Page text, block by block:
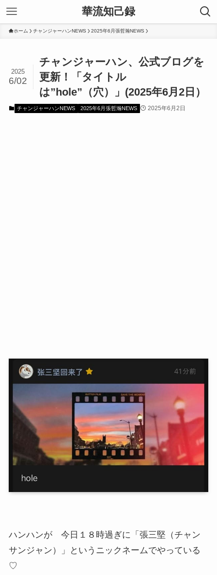
華流知己録
ホーム チャンジャーハンNEWS 2025年6月張哲瀚NEWS
チャンジャーハン、公式ブログを
更新！「タイトル
は”hole”（穴）」(2025年6月2日）
2025
6/02
チャンジャーハンNEWS 2025年6月張哲瀚NEWS 2025年6月2日
ハンハンが 今日１８時過ぎに「張三堅（チャン
サンジャン）」というニックネームでやっている
♡